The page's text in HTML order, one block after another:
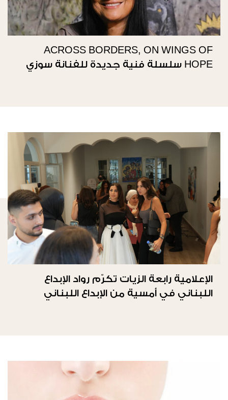
ACROSS BORDERS, ON WINGS OF
HOPE سلسلة فنية جديدة للفنانة سوزي
الإعلامية رابعة الزيات تكرّم رواد الإبداع
اللبناني في أمسية من الإبداع اللبناني